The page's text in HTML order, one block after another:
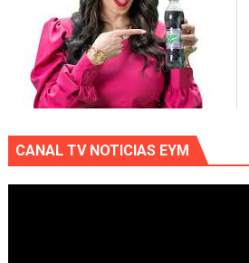
CANAL TV NOTICIAS EYM